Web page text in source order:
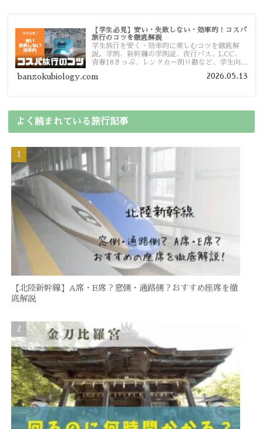
【学生必見】安い・失敗しない・効率的！コスパ
旅行のコツを徹底解説
学生旅行を安く・効率的に楽しむコツを徹底解
説。学割、新幹線の学割証、夜行バス、LCC、
青春18きっぷ、レンタカー割り勘など、学生向け
banzokubiology.com 2026.05.13
よく読まれている旅行記事
【北陸新幹線】A席・E席？窓側・通路側？おすすめ座席を徹
底解説